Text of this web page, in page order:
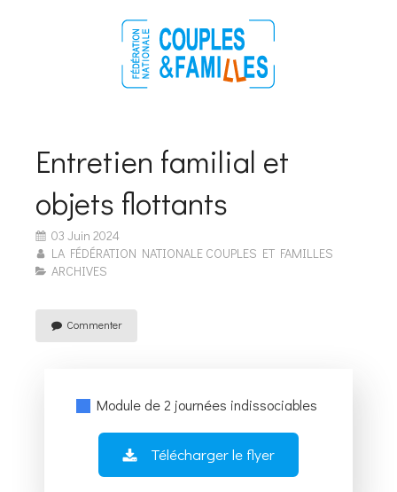
Entretien familial et
objets flottants
03 Juin 2024
LA FÉDÉRATION NATIONALE COUPLES ET FAMILLES
ARCHIVES
Commenter
Module de 2 journées indissociables
Télécharger le flyer